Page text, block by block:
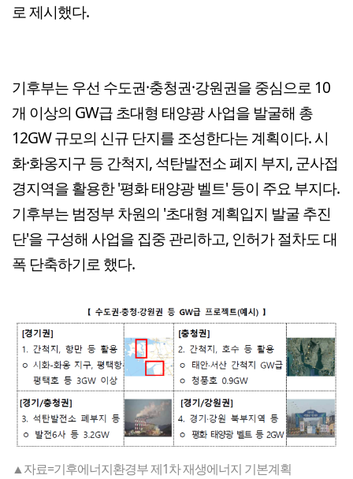
로 제시했다.
기후부는 우선 수도권·충청권·강원권을 중심으로 10
개 이상의 GW급 초대형 태양광 사업을 발굴해 총
12GW 규모의 신규 단지를 조성한다는 계획이다. 시
화·화옹지구 등 간척지, 석탄발전소 폐지 부지, 군사접
경지역을 활용한 '평화 태양광 벨트' 등이 주요 부지다.
기후부는 범정부 차원의 '초대형 계획입지 발굴 추진
단'을 구성해 사업을 집중 관리하고, 인허가 절차도 대
폭 단축하기로 했다.
▲자료=기후에너지환경부 제1차 재생에너지 기본계획